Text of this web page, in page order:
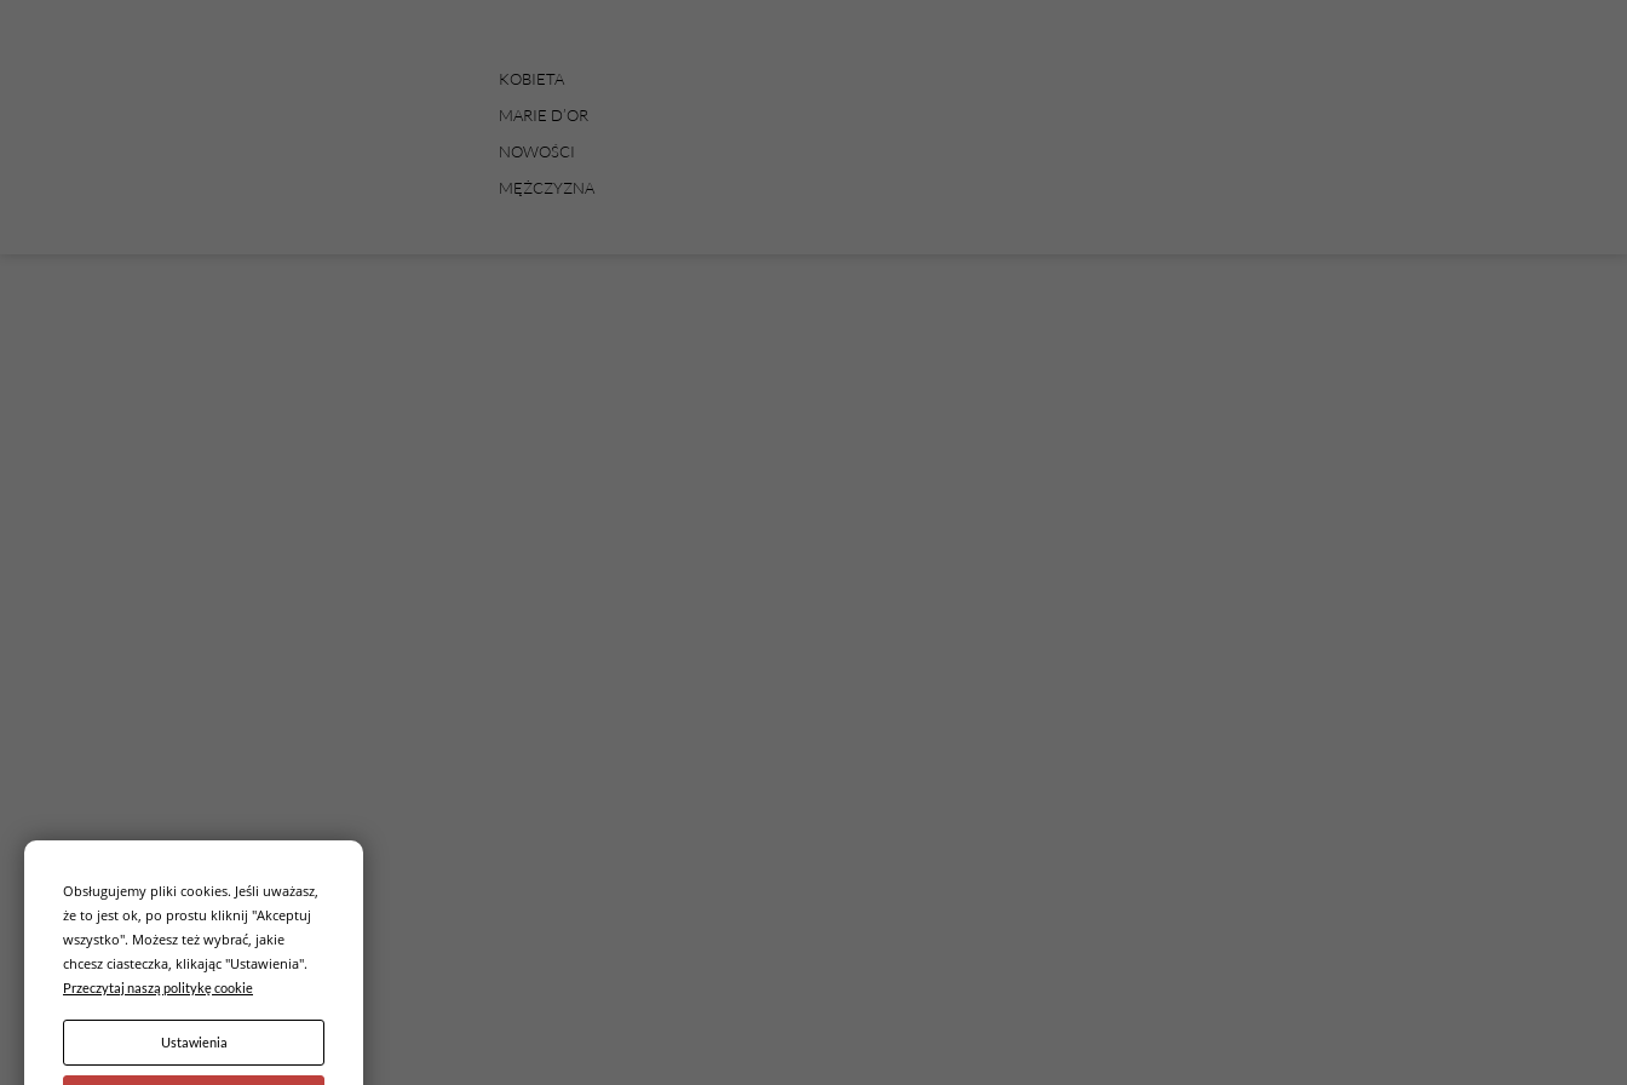
KOBIETA
MARIE D’OR
NOWOŚCI
MĘŻCZYZNA
Obsługujemy pliki cookies. Jeśli uważasz,
że to jest ok, po prostu kliknij "Akceptuj
wszystko". Możesz też wybrać, jakie
chcesz ciasteczka, klikając "Ustawienia".
Przeczytaj naszą politykę cookie
Ustawienia